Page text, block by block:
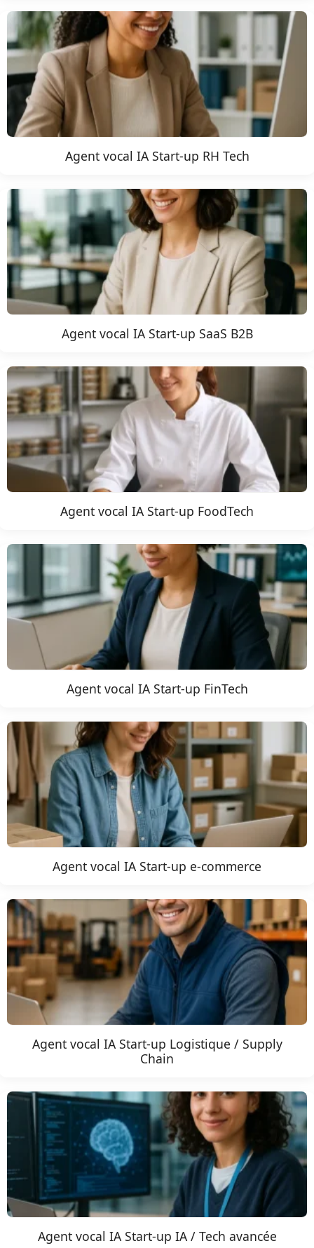
Agent vocal IA Start-up RH Tech
Agent vocal IA Start-up SaaS B2B
Agent vocal IA Start-up FoodTech
Agent vocal IA Start-up FinTech
Agent vocal IA Start-up e-commerce
Agent vocal IA Start-up Logistique / Supply
Chain
Agent vocal IA Start-up IA / Tech avancée